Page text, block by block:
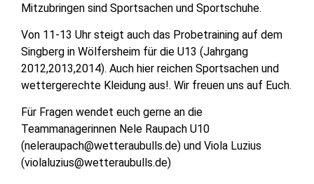
Mitzubringen sind Sportsachen und Sportschuhe.
Von 11-13 Uhr steigt auch das Probetraining auf dem
Singberg in Wölfersheim für die U13 (Jahrgang
2012,2013,2014). Auch hier reichen Sportsachen und
wettergerechte Kleidung aus!. Wir freuen uns auf Euch.
Für Fragen wendet euch gerne an die
Teammanagerinnen Nele Raupach U10
(neleraupach@wetteraubulls.de) und Viola Luzius
(violaluzius@wetteraubulls.de)